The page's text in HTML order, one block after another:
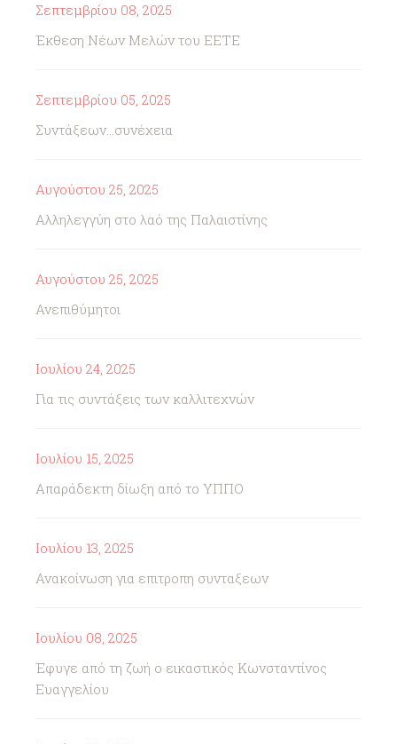
Σεπτεμβρίου 08, 2025
Έκθεση Νέων Μελών του ΕΕΤΕ
Σεπτεμβρίου 05, 2025
Συντάξεων...συνέχεια
Αυγούστου 25, 2025
Αλληλεγγύη στο λαό της Παλαιστίνης
Αυγούστου 25, 2025
Ανεπιθύμητοι
Ιουλίου 24, 2025
Για τις συντάξεις των καλλιτεχνών
Ιουλίου 15, 2025
Απαράδεκτη δίωξη από το ΥΠΠΟ
Ιουλίου 13, 2025
Ανακοίνωση για επιτροπη συνταξεων
Ιουλίου 08, 2025
Έφυγε από τη ζωή ο εικαστικός Κωνσταντίνος
Ευαγγελίου